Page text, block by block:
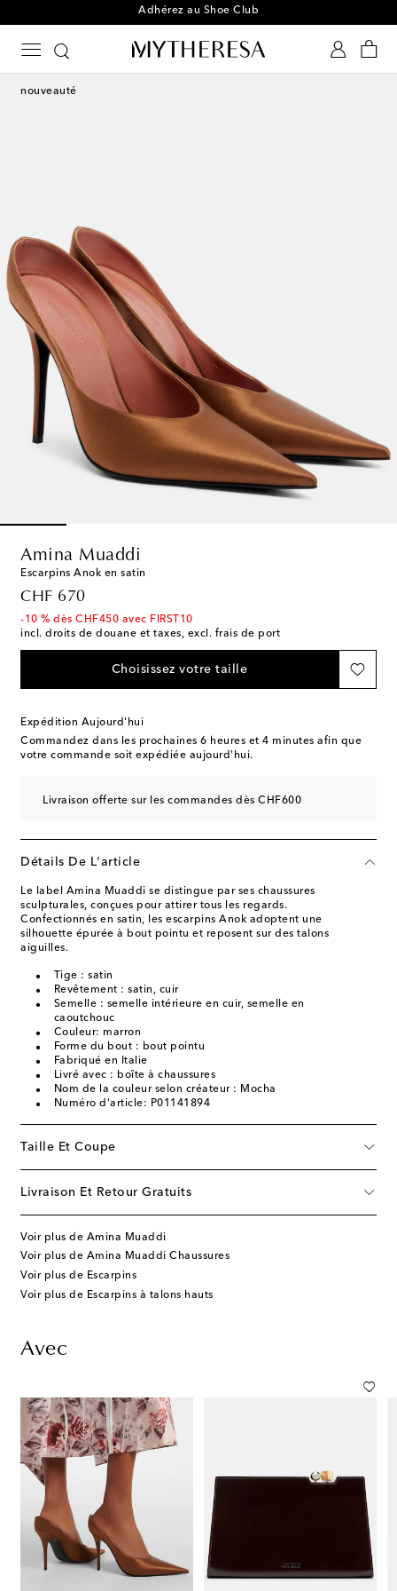
Adhérez au Shoe Club
nouveauté
Amina Muaddi
Escarpins Anok en satin
CHF 670
original price
-10 % dès CHF450 avec FIRST10
incl. droits de douane et taxes, excl. frais de port
Choisissez votre taille
Expédition Aujourd'hui
Commandez dans les prochaines 6 heures et 4 minutes afin que
votre commande soit expédiée aujourd'hui.
Livraison offerte sur les commandes dès CHF600
Détails De L'article
Le label Amina Muaddi se distingue par ses chaussures
sculpturales, conçues pour attirer tous les regards.
Confectionnés en satin, les escarpins Anok adoptent une
silhouette épurée à bout pointu et reposent sur des talons
aiguilles.
Tige : satin
Revêtement : satin, cuir
Semelle : semelle intérieure en cuir, semelle en
caoutchouc
Couleur: marron
Forme du bout : bout pointu
Fabriqué en Italie
Livré avec : boîte à chaussures
Nom de la couleur selon créateur : Mocha
Numéro d'article: P01141894
Taille Et Coupe
Livraison Et Retour Gratuits
Voir plus de Amina Muaddi
Voir plus de Amina Muaddi Chaussures
Voir plus de Escarpins
Voir plus de Escarpins à talons hauts
Avec